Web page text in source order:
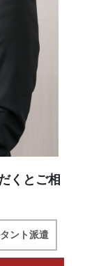
くとご相
ント派遣